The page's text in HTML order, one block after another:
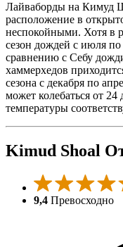
Лайваборды на Кимуд
расположение в
неспокойными. Хотя в
сезон дождей с июля
сравнению с Себу
хаммерхедов
сезона с декабря по
может колебаться от
температуры
Kimud Shoal
9,4 Превосходно